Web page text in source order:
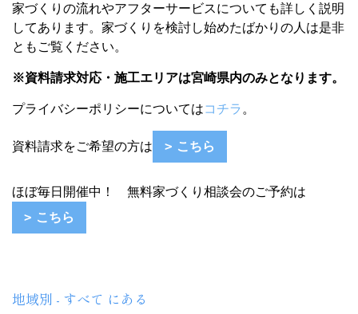
家づくりの流れやアフターサービスについても詳しく説明
してあります。 家づくりを検討し始めたばかりの人は是非
ともご覧ください。
※資料請求対応・施工エリアは宮崎県内のみとなります。
プライバシーポリシーについてはコチラ 。
資料請求をご希望の方は こちら
ほぼ毎日開催中！ 無料家づくり相談会のご予約は
こちら
地域別 - すべて にある